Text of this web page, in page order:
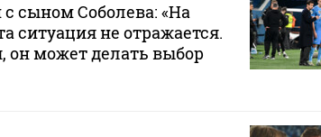
сыном Соболева: «На
ситуация не отражается.
он может делать выбор